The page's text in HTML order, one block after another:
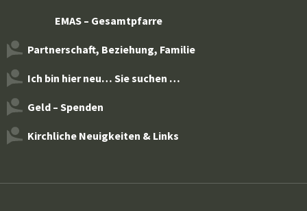
EMAS – Gesamtpfarre
Partnerschaft, Beziehung, Familie
Ich bin hier neu… Sie suchen …
Geld – Spenden
Kirchliche Neuigkeiten & Links